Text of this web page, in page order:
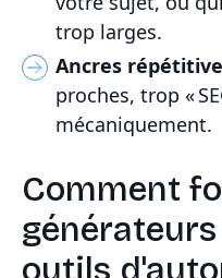
trop larges.
Ancres
proches, trop «
mécaniquement.
Comment
outils